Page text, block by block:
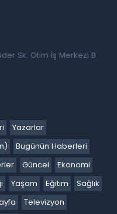
Sk. Otim İş Merkezi B
Yazarlar
Bugünün Haberleri
Güncel
Ekonomi
Yaşam Eğitim
Sağlık
Televizyon